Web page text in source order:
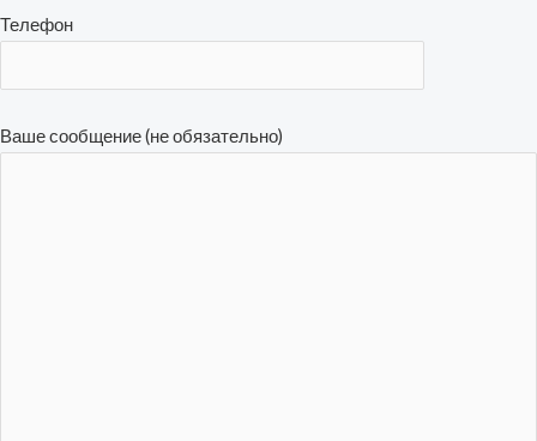
Телефон
Ваше сообщение (не обязательно)